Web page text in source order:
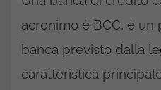
acronimo è BCC, è
banca previsto dalla
caratteristica